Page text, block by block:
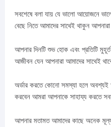
সবশেষে বলা যায় যে ভালো আয়োজনে
বেছে নিতে আমাদের সাথেই থাকুন
আপনার দিনটি শুভ হোক এবং প্রতিটি
আজীবন যেন আপনারা আমাদের সাথেই
অর্ডার করতে কোনো সমস্যা হলে অবশ্যই
করবেন আমরা আপনাকে সাহায্য করতে
আপনার মতামত আমাদের কাছে অনেক